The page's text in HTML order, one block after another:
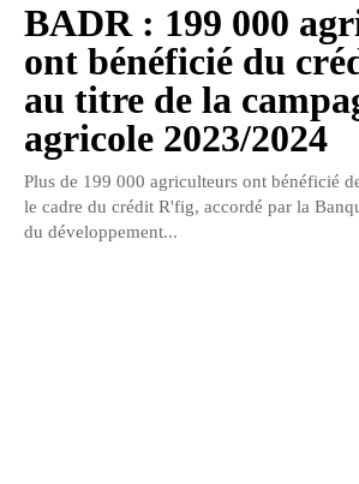
BADR : 199 000
ont bénéficié du
au titre de la
agricole 2023/2024
Plus de 199 000 agriculteurs ont bénéficié
le cadre du crédit R'fig, accordé par la
du développement...